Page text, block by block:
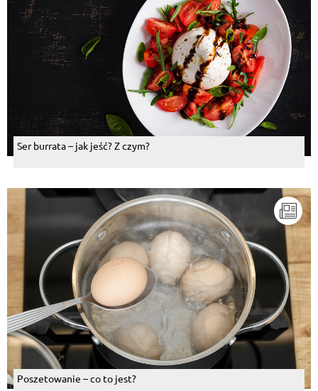
Ser burrata – jak jeść? Z czym?
Poszetowanie – co to jest?